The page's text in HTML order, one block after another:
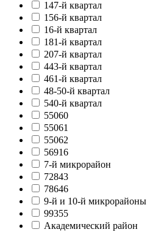
147-й квартал
156-й квартал
16-й квартал
181-й квартал
207-й квартал
443-й квартал
461-й квартал
48-50-й квартал
540-й квартал
55060
55061
55062
56916
7-й микрорайон
72843
78646
9-й и 10-й микрорайоны
99355
Академический район